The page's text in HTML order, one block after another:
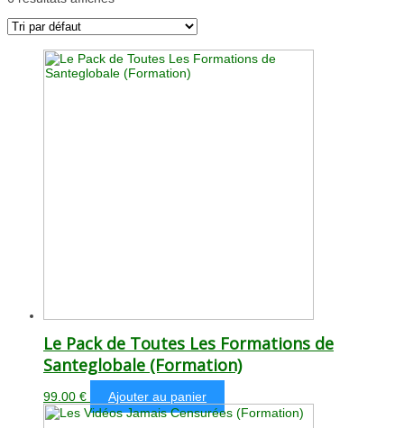
Le Pack de Toutes Les Formations de
Santeglobale (Formation)
99.00 € Ajouter au panier